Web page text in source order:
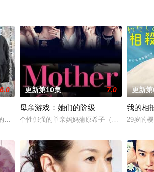
故事。
更新第10集 7.0
母亲游戏：她们的阶级
个性倔强的单亲妈妈蒲原希子（木村文乃 饰
更新
我的相
29岁的